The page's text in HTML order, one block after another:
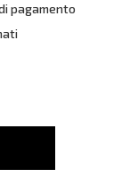
pagamento